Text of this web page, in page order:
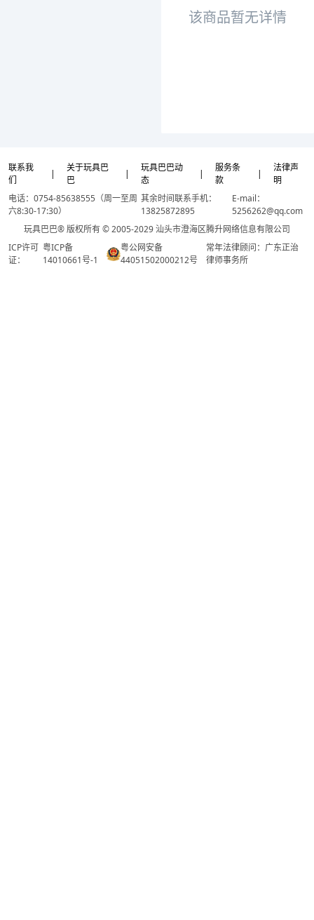
该商品暂无详情
联系我
们
|
关于玩具巴
巴
|
玩具巴巴动
态
|
服务条
款
|
法律声
明
电话：0754-85638555（周一至周
六8:30-17:30）
其余时间联系手机：
13825872895
E-mail：
5256262@qq.com
玩具巴巴® 版权所有 © 2005-2029 汕头市澄海区腾升网络信息有限公司
ICP许可
证：
粤ICP备
14010661号-1
粤公网安备
44051502000212号
常年法律顾问：广东正治
律师事务所